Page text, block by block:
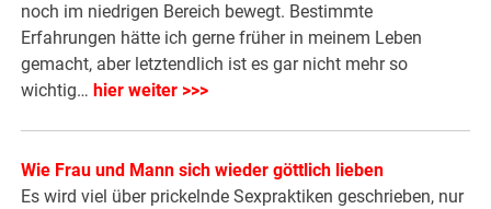
noch im niedrigen Bereich bewegt. Bestimmte
Erfahrungen hätte ich gerne früher in meinem Leben
gemacht, aber letztendlich ist es gar nicht mehr so
wichtig… hier weiter >>>
Wie Frau und Mann sich wieder göttlich lieben
Es wird viel über prickelnde Sexpraktiken geschrieben, nur